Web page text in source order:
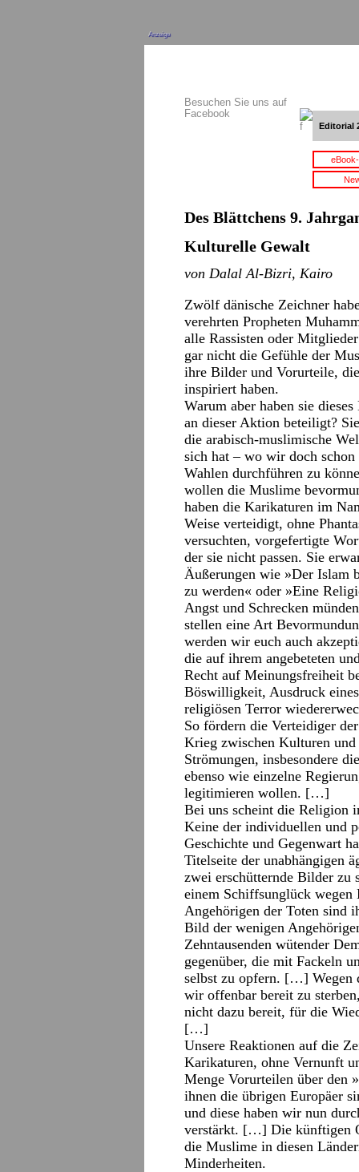
Anzeige
Besuchen Sie uns auf
Facebook
Editorial
Des Blättchens 9.
Kulturelle Gewalt
von Dalal Al-Bizri, Kairo
Zwölf dänische Zeichner
verehrten Propheten
alle Rassisten oder
gar nicht die Gefühle der
ihre Bilder und Vorurteile,
inspiriert haben.
Warum aber haben sie
an dieser Aktion beteiligt?
die arabisch-muslimische
sich hat – wo wir doch
Wahlen durchführen zu
wollen die Muslime
haben die Karikaturen im
Weise verteidigt, ohne
versuchten, vorgefertigte
der sie nicht passen. Sie
Äußerungen wie »Der Islam
zu werden« oder »Eine
Angst und Schrecken
stellen eine Art
werden wir euch auch
die auf ihrem angebeteten
Recht auf Meinungsfreiheit
Böswilligkeit, Ausdruck
religiösen Terror
So fördern die Verteidiger
Krieg zwischen Kulturen
Strömungen, insbesondere
ebenso wie einzelne
legitimieren wollen. […]
Bei uns scheint die Religion
Keine der individuellen und
Geschichte und Gegenwart
Titelseite der unabhängigen
zwei erschütternde Bilder zu
einem Schiffsunglück
Angehörigen der Toten sind
Bild der wenigen
Zehntausenden wütender
gegenüber, die mit Fackeln
selbst zu opfern. […] Wegen
wir offenbar bereit zu
nicht dazu bereit, für die
[…]
Unsere Reaktionen auf die
Karikaturen, ohne Vernunft
Menge Vorurteilen über den
ihnen die übrigen Europäer
und diese haben wir nun
verstärkt. […] Die künftigen
die Muslime in diesen
Minderheiten.